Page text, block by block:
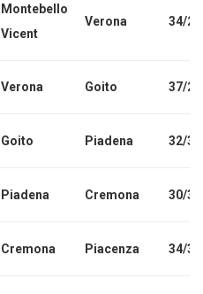
Montebello
Vicent
Verona 34/
Verona Goito 37/
Goito Piadena 32/
Piadena Cremona 30/
Cremona Piacenza 34/